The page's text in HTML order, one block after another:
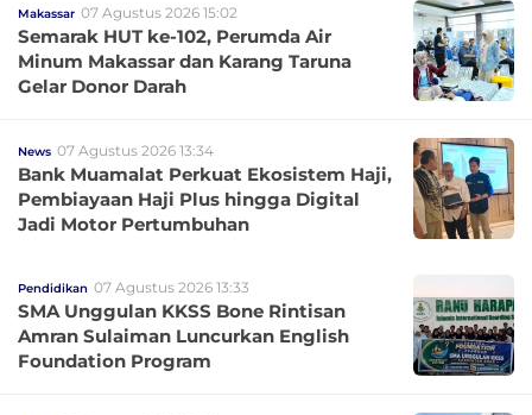
Makassar 07 Agustus 2026 15:02
Semarak HUT ke-102, Perumda Air
Minum Makassar dan Karang Taruna
Gelar Donor Darah
News 07 Agustus 2026 13:34
Bank Muamalat Perkuat Ekosistem Haji,
Pembiayaan Haji Plus hingga Digital
Jadi Motor Pertumbuhan
Pendidikan 07 Agustus 2026 13:33
SMA Unggulan KKSS Bone Rintisan
Amran Sulaiman Luncurkan English
Foundation Program